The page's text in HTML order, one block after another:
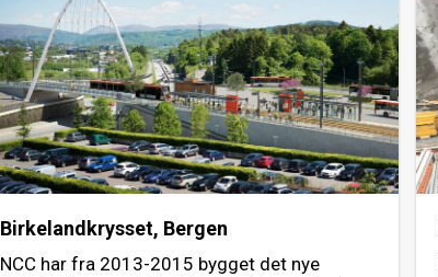
Birkelandkrysset, Bergen
NCC har fra 2013-2015 bygget det nye